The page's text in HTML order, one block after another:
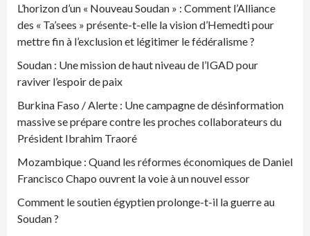
L’horizon d’un « Nouveau Soudan » : Comment l’Alliance
des « Ta’sees » présente-t-elle la vision d’Hemedti pour
mettre fin à l’exclusion et légitimer le fédéralisme ?
Soudan : Une mission de haut niveau de l’IGAD pour
raviver l’espoir de paix
Burkina Faso / Alerte : Une campagne de désinformation
massive se prépare contre les proches collaborateurs du
Président Ibrahim Traoré
Mozambique : Quand les réformes économiques de Daniel
Francisco Chapo ouvrent la voie à un nouvel essor
Comment le soutien égyptien prolonge-t-il la guerre au
Soudan ?